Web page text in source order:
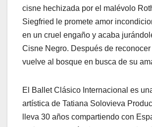
cisne hechizada por el malévolo
Siegfried le promete amor
en un cruel engaño y acaba
Cisne Negro. Después de reconocer
vuelve al bosque en busca de su
El Ballet Clásico Internacional es
artística de Tatiana Solovieva
lleva 30 años compartiendo con